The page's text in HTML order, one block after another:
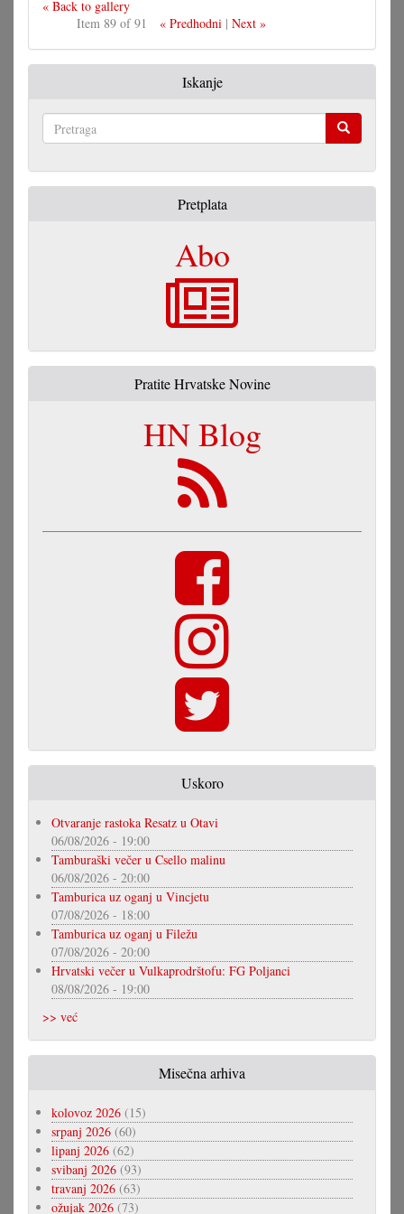
« Back to gallery
Item 89 of 91
« Predhodni| Next »
Iskanje
Pretplata
Abo
Pratite Hrvatske Novine
HN Blog
Uskoro
Otvaranje rastoka Resatz u Otavi
06/08/2026 - 19:00
Tamburaški večer u Csello malinu
06/08/2026 - 20:00
Tamburica uz oganj u Vincjetu
07/08/2026 - 18:00
Tamburica uz oganj u Filežu
07/08/2026 - 20:00
Hrvatski večer u Vulkaprodrštofu: FG Poljanci
08/08/2026 - 19:00
>> već
Misečna arhiva
kolovoz 2026 (15)
srpanj 2026 (60)
lipanj 2026 (62)
svibanj 2026 (93)
travanj 2026 (63)
ožujak 2026 (73)